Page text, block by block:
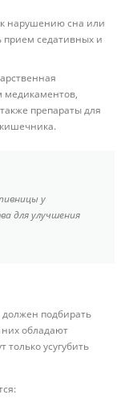
нарушению сна или
прием седативных и
медикаментов,
препараты для
у
для улучшения
подбирать
них обладают
усугубить